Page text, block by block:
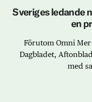
Sveriges ledande
en
Förutom Omni
Dagbladet,
med